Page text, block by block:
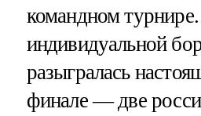
командном
индивидуальной
разыгралась
финале — две